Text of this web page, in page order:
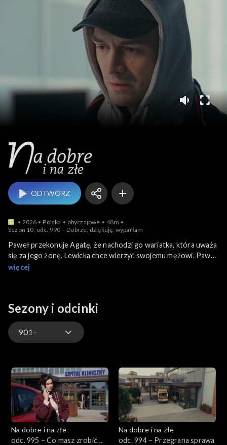
Na dobre i na złe
ODTWÓRZ
2026 Polska obyczajowe
48m
Sezon 10, odc. 990 – Dobrze, dziękuję, wyparłam
Paweł przekonuje Agatę, że nachodzi go wariatka, która uważa
się za jego żonę. Lewicka chce wierzyć swojemu mężowi. Paweł
zapewnia ją, że Dorota nie będzie ich już niepokoić.
więcej
Sezony i odcinki
901–
801–900
701–800
601–700
Na dobre i na złe
odc. 995 – Co masz zrobić
Na dobre i na złe
odc. 994 – Przegrana sprawa